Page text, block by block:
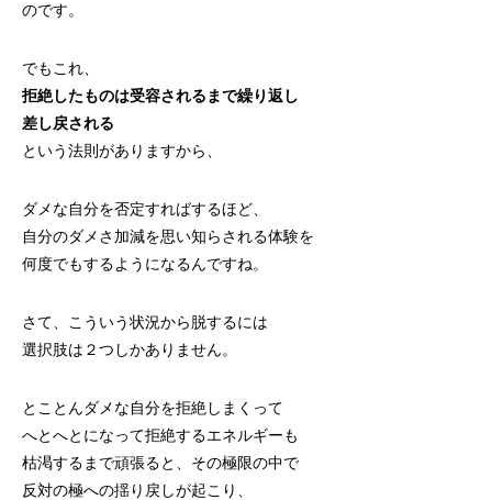
のです。
でもこれ、
拒絶したものは受容されるまで繰り返し
差し戻される
という法則がありますから、
ダメな自分を否定すればするほど、
自分のダメさ加減を思い知らされる体験を
何度でもするようになるんですね。
さて、こういう状況から脱するには
選択肢は２つしかありません。
とことんダメな自分を拒絶しまくって
へとへとになって拒絶するエネルギーも
枯渇するまで頑張ると、その極限の中で
反対の極への揺り戻しが起こり、